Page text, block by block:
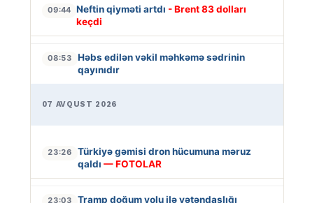
09:44 Neftin qiyməti artdı - Brent 83 dolları
keçdi
08:53
Həbs edilən vəkil məhkəmə sədrinin
qayınıdır
07 AVQUST 2026
23:26
Türkiyə gəmisi dron hücumuna məruz
qaldı — FOTOLAR
23:03 Tramp doğum yolu ilə vətəndaşlığı